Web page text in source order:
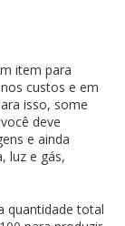
item para
custos e em
isso, some
deve
e ainda
luz e gás,
quantidade total